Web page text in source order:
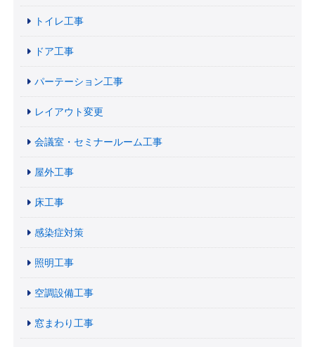
トイレ工事
ドア工事
パーテーション工事
レイアウト変更
会議室・セミナールーム工事
屋外工事
床工事
感染症対策
照明工事
空調設備工事
窓まわり工事